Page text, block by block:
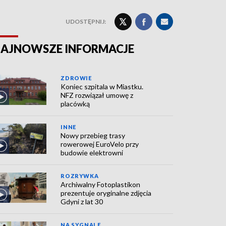
UDOSTĘPNIJ:
INFORMACJE
ZDROWIE
Koniec szpitala w Miastku.
NFZ rozwiązał umowę z
placówką
INNE
Nowy przebieg trasy
rowerowej EuroVelo przy
budowie elektrowni
ROZRYWKA
Archiwalny Fotoplastikon
prezentuje oryginalne zdjęcia
Gdyni z lat 30